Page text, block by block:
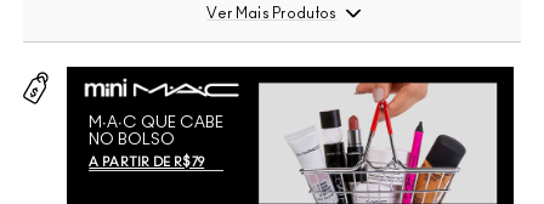
Ver Mais Produtos
M∙A∙C QUE CABE
NO BOLSO
A PARTIR DE R$79